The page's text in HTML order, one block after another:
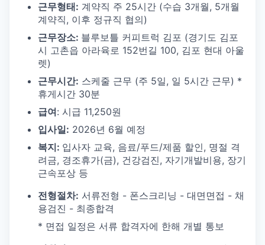
근무형태: 계약직 주 25시간 (수습 3개월, 5개월
계약직, 이후 정규직 협의)
근무장소: 블루보틀 커피트럭 김포 (경기도 김포
시 고촌읍 아라육로 152번길 100, 김포 현대 아울
렛)
근무시간: 스케줄 근무 (주 5일, 일 5시간 근무) *
휴게시간 30분
급여: 시급 11,250원
입사일: 2026년 6월 예정
복지: 입사자 교육, 음료/푸드/제품 할인, 명절 격
려금, 경조휴가(금), 건강검진, 자기개발비용, 장기
근속포상 등
전형절차: 서류전형 - 폰스크리닝 - 대면면접 - 채
용검진 - 최종합격
* 면접 일정은 서류 합격자에 한해 개별 통보